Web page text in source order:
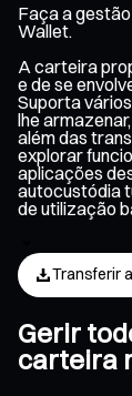
Faça a
Wallet.
A carteira
e de se
Suporta
lhe
além das
explorar
aplicações
autocustódia
de utilização
Transferir
Gerir
carteira